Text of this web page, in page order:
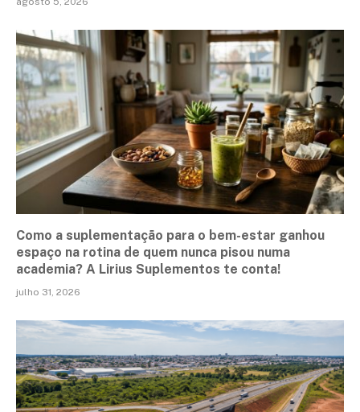
Como a suplementação para o bem-estar ganhou
espaço na rotina de quem nunca pisou numa
academia? A Lirius Suplementos te conta!
julho 31, 2026